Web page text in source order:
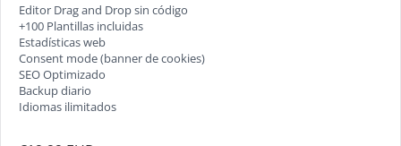
Editor Drag and Drop sin código
+100 Plantillas incluidas
Estadísticas web
Consent mode (banner de cookies)
SEO Optimizado
Backup diario
Idiomas ilimitados